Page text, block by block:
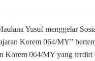
Yusuf menggelar
Korem 064/MY”
Korem 064/MY yang